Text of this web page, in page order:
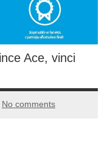
Ace, vinci
No comments